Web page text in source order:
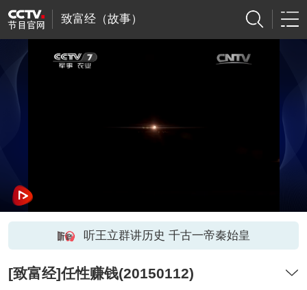
致富经（故事）
听王立群讲历史 千古一帝秦始皇
[致富经]任性赚钱(20150112)